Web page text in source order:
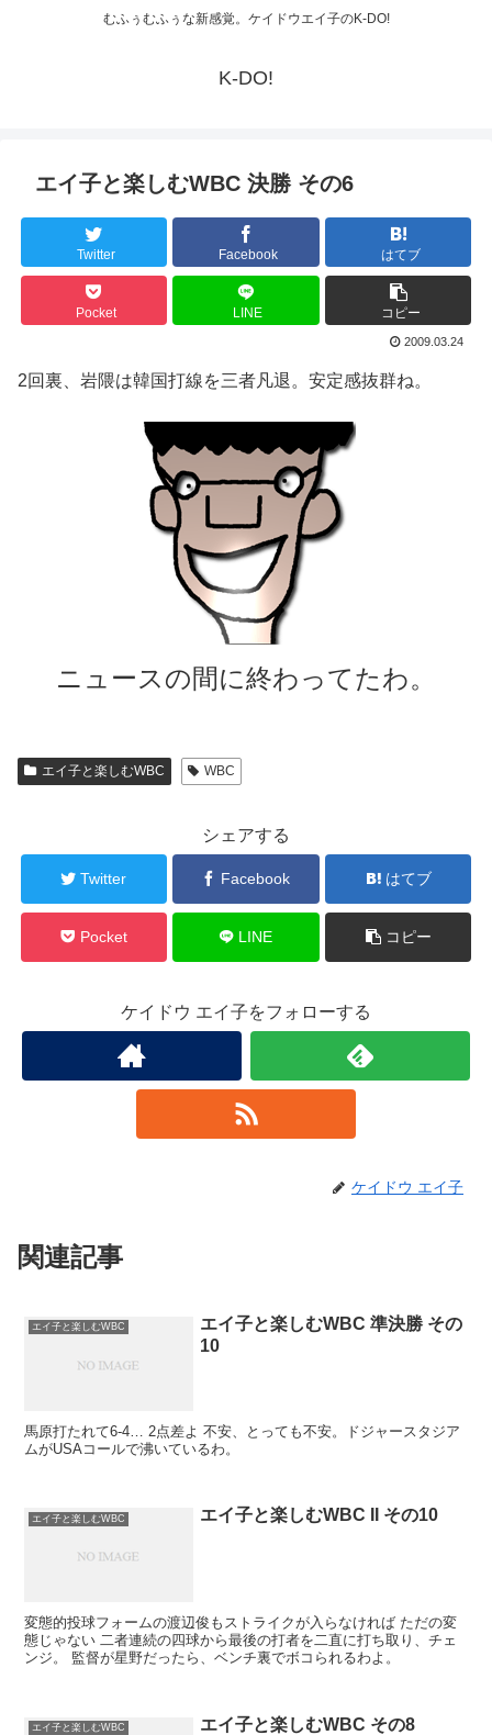
むふぅむふぅな新感覚。ケイドウエイ子のK-DO!
K-DO!
エイ子と楽しむWBC 決勝 その6
Twitter Facebook はてブ
Pocket LINE コピー
2009.03.24
2回裏、岩隈は韓国打線を三者凡退。安定感抜群ね。
ニュースの間に終わってたわ。
エイ子と楽しむWBC WBC
シェアする
Twitter Facebook はてブ
Pocket LINE コピー
ケイドウ エイ子をフォローする
ケイドウ エイ子
関連記事
エイ子と楽しむWBC
エイ子と楽しむWBC 準決勝 その
10
馬原打たれて6-4… 2点差よ 不安、とっても不安。ドジャースタジア
ムがUSAコールで沸いているわ。
エイ子と楽しむWBC エイ子と楽しむWBC II その10
変態的投球フォームの渡辺俊もストライクが入らなければ ただの変
態じゃない 二者連続の四球から最後の打者を二直に打ち取り、チェ
ンジ。 監督が星野だったら、ベンチ裏でボコられるわよ。
エイ子と楽しむWBC エイ子と楽しむWBC その8